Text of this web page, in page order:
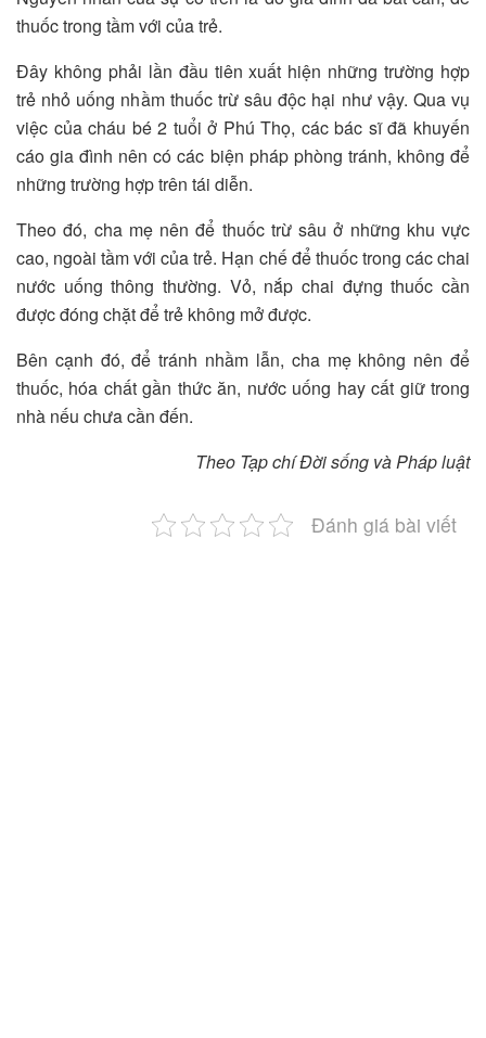
thuốc trong tầm với của trẻ.
Đây không phải lần đầu tiên xuất hiện những trường hợp
trẻ nhỏ uống nhầm thuốc trừ sâu độc hại như vậy. Qua vụ
việc của cháu bé 2 tuổi ở Phú Thọ, các bác sĩ đã khuyến
cáo gia đình nên có các biện pháp phòng tránh, không để
những trường hợp trên tái diễn.
Theo đó, cha mẹ nên để thuốc trừ sâu ở những khu vực
cao, ngoài tầm với của trẻ. Hạn chế để thuốc trong các chai
nước uống thông thường. Vỏ, nắp chai đựng thuốc cần
được đóng chặt để trẻ không mở được.
Bên cạnh đó, để tránh nhầm lẫn, cha mẹ không nên để
thuốc, hóa chất gần thức ăn, nước uống hay cất giữ trong
nhà nếu chưa cần đến.
Theo Tạp chí Đời sống và Pháp luật
Đánh giá bài viết